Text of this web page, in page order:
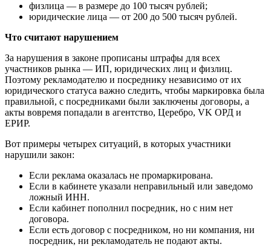
физлица — в размере до 100 тысяч рублей;
юридические лица — от 200 до 500 тысяч рублей.
Что считают нарушением
За нарушения в законе прописаны штрафы для всех
участников рынка — ИП, юридических лиц и физлиц.
Поэтому рекламодателю и посреднику независимо от их
юридического статуса важно следить, чтобы маркировка была
правильной, с посредниками были заключены договоры, а
акты вовремя попадали в агентство, Церебро, VK ОРД и
ЕРИР.
Вот примеры четырех ситуаций, в которых участники
нарушили закон:
Если реклама оказалась не промаркирована.
Если в кабинете указали неправильный или заведомо
ложный ИНН.
Если кабинет пополнил посредник, но с ним нет
договора.
Если есть договор с посредником, но ни компания, ни
посредник, ни рекламодатель не подают акты.